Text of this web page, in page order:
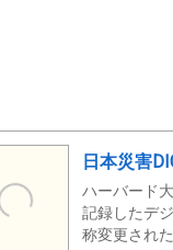
日本災害
ハーバード
記録したデ
称変更された